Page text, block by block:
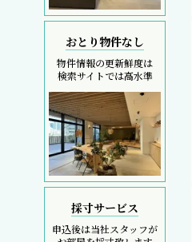
おとり物件なし
物件情報の更新鮮度は
検索サイトでは高水準
採寸サービス
申込後は当社スタッフが